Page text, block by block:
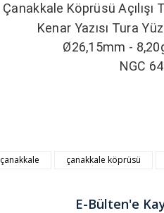
Çanakkale Köprüsü Açılışı
Kenar Yazısı Tura
Ø26,15mm -
NGC 64
çanakkale çanakkale köprüsü
E-Bülten'e